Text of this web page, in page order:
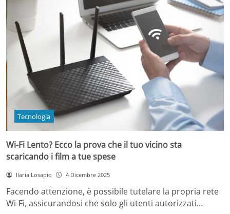
Tecnologia
Wi-Fi Lento? Ecco la prova che il tuo vicino sta
scaricando i film a tue spese
Ilaria Losapio 4 Dicembre 2025
Facendo attenzione, è possibile tutelare la propria rete
Wi-Fi, assicurandosi che solo gli utenti autorizzati…